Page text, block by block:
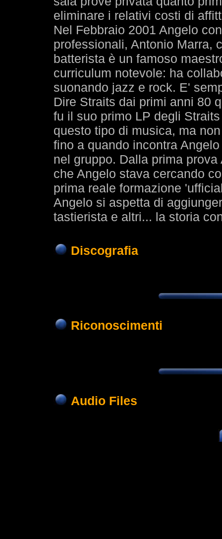
eliminare i relativi costi di
Nel Febbraio 2001 Angelo
professionali, Antonio Marra,
batterista è un famoso
curriculum notevole: ha
suonando jazz e rock. E'
Dire Straits dai primi anni 80
fu il suo primo LP degli
questo tipo di musica, ma
fino a quando incontra
nel gruppo. Dalla prima
che Angelo stava cercando
prima reale formazione
Angelo si aspetta di
tastierista e altri... la storia
Discografia
Riconoscimenti
Audio Files